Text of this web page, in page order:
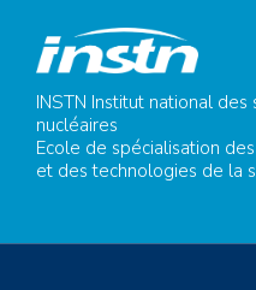
INSTN Institut national
nucléaires
Ecole de spécialisation
et des technologies de la